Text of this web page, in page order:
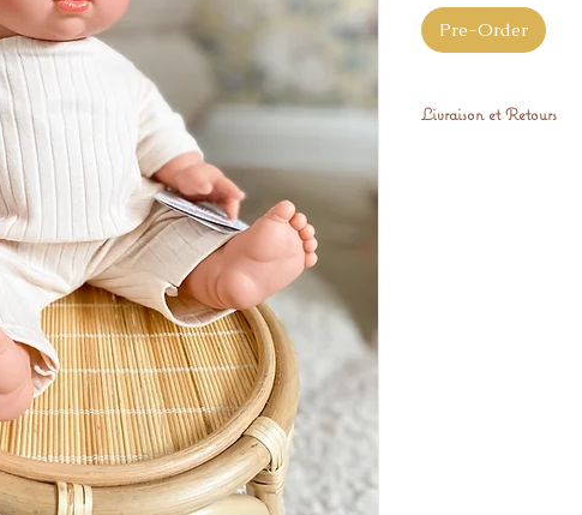
Pre-Order
Livraison et Retours